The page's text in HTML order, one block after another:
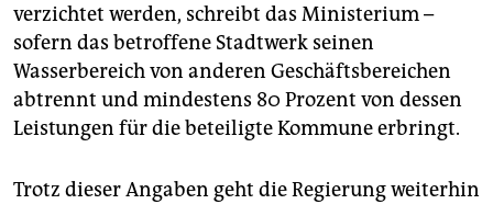
verzichtet werden, schreibt das Ministerium –
sofern das betroffene Stadtwerk seinen
Wasserbereich von anderen Geschäftsbereichen
abtrennt und mindestens 80 Prozent von dessen
Leistungen für die beteiligte Kommune erbringt.
Trotz dieser Angaben geht die Regierung weiterhin